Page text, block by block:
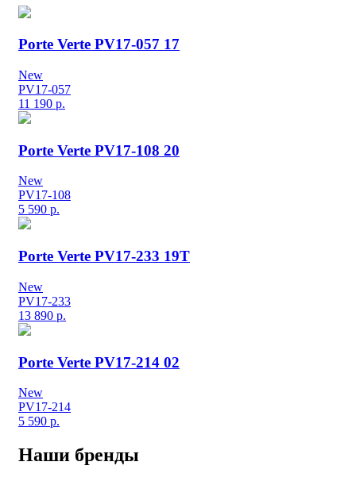
Porte Verte PV17-057 17
New
PV17-057
11 190 р.
Porte Verte PV17-108 20
New
PV17-108
5 590 р.
Porte Verte PV17-233 19T
New
PV17-233
13 890 р.
Porte Verte PV17-214 02
New
PV17-214
5 590 р.
Наши бренды